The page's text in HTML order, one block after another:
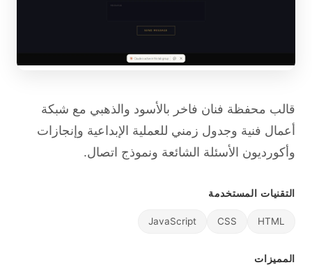
قالب محفظة فنان فاخر بالأسود والذهبي مع شبكة
أعمال فنية وجدول زمني للعملية الإبداعية وإنجازات
وأكورديون الأسئلة الشائعة ونموذج اتصال.
التقنيات المستخدمة
HTML
CSS
JavaScript
المميزات